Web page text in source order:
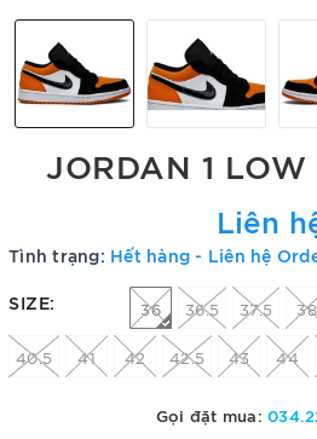
JORDAN 1
Liên
Tình trạng: Hết hàng - Liên hệ
SIZE: 36 36.5 37.5 38
40.5 41 42 42.5 43 44
Gọi đặt mua: